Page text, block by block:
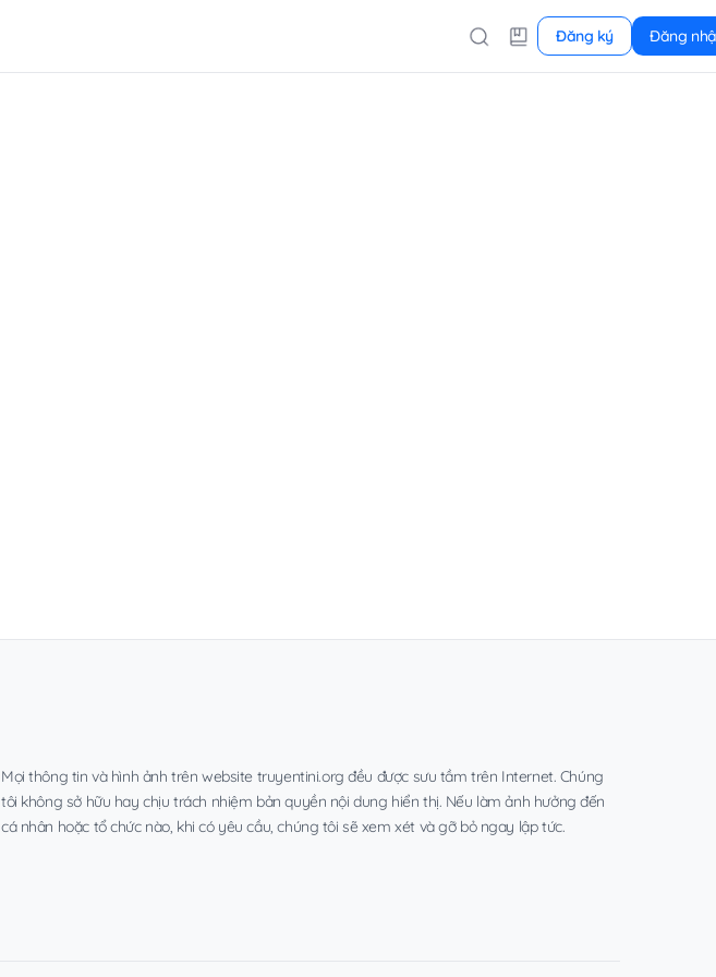
Đăng ký Đăng
Mọi thông tin và hình ảnh trên website truyentini.org đều được sưu tầm trên Internet. Chúng
tôi không sở hữu hay chịu trách nhiệm bản quyền nội dung hiển thị. Nếu làm ảnh hưởng đến
cá nhân hoặc tổ chức nào, khi có yêu cầu, chúng tôi sẽ xem xét và gỡ bỏ ngay lập tức.